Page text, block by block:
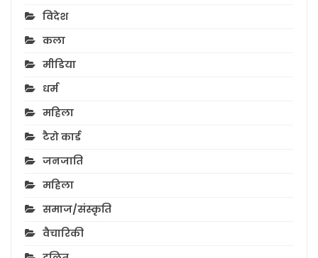
विदेश
कला
मीडिया
धर्म
महिला
टैरो कार्ड
जनजाति
महिला
समाज/संस्कृति
वैचारिकी